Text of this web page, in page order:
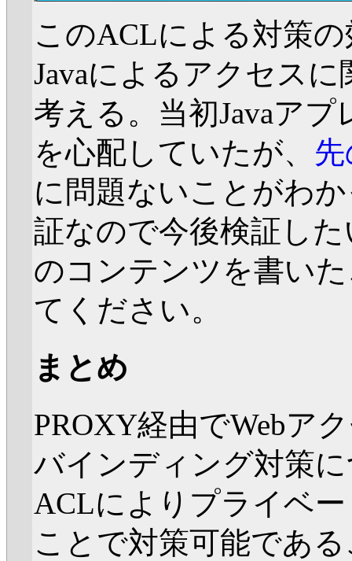
このACLによる対策の
Javaによるアクセス
考える。当初Javaア
を心配していたが、
に問題ないことがわ
証なので今後検証し
のコンテンツを書い
てください。
まとめ
PROXY経由でWebア
バインディング対策
ACLによりプライベ
ことで対策可能であ